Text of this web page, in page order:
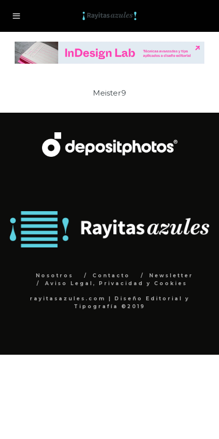
Meister9
Nosotros Contacto
Newsletter
Aviso Legal, Privacidad y Cookies
rayitasazules.com | Diseño Editorial y
Tipografía ©2019